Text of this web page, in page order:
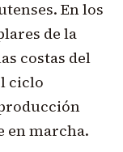
En los
de la
costas del
ciclo
en marcha.